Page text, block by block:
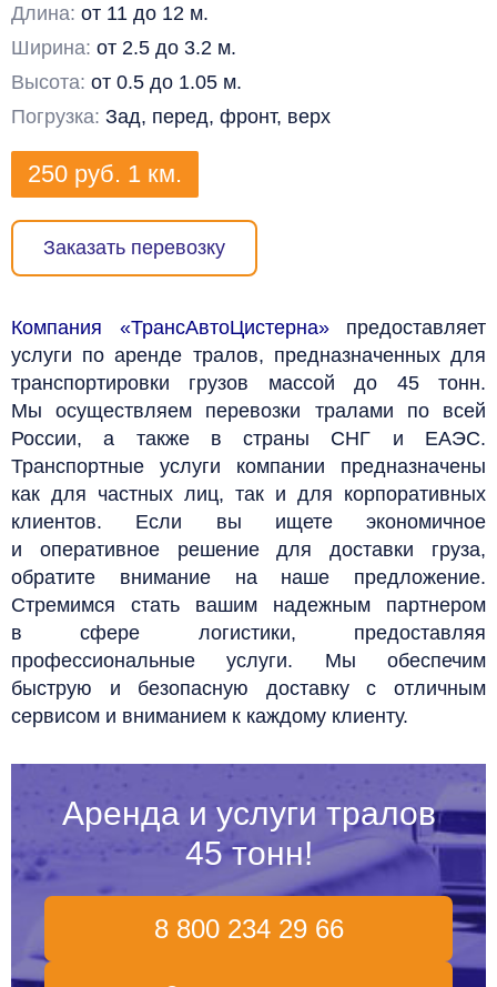
Длина: от 11 до 12 м.
Ширина: от 2.5 до 3.2 м.
Высота: от 0.5 до 1.05 м.
Погрузка: Зад, перед, фронт, верх
250 руб. 1 км.
Заказать перевозку
Компания «ТрансАвтоЦистерна»предоставляет
услуги по аренде тралов, предназначенных для
транспортировки грузов массой до 45 тонн.
Мы осуществляем перевозки тралами по всей
России, а также в страны СНГ и ЕАЭС.
Транспортные услуги компании предназначены
как для частных лиц, так и для корпоративных
клиентов. Если вы ищете экономичное
и оперативное решение для доставки груза,
обратите внимание на наше предложение.
Стремимся стать вашим надежным партнером
в сфере логистики, предоставляя
профессиональные услуги. Мы обеспечим
быструю и безопасную доставку с отличным
сервисом и вниманием к каждому клиенту.
Аренда и услуги тралов
45 тонн!
8 800 234 29 66